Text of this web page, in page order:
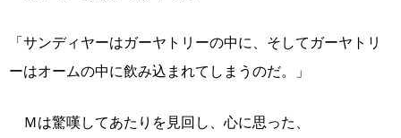
「サンディヤーはガーヤトリーの中に、そしてガーヤトリ
ーはオームの中に飲み込まれてしまうのだ。」
Ｍは驚嘆してあたりを見回し、心に思った、